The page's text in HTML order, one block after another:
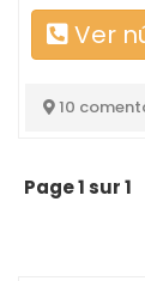
Ver
10
Page 1 sur 1